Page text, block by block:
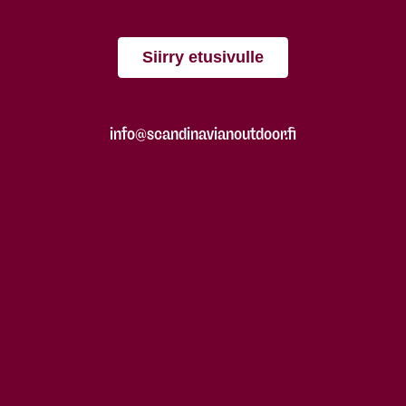
Siirry etusivulle
info@scandinavianoutdoor.fi